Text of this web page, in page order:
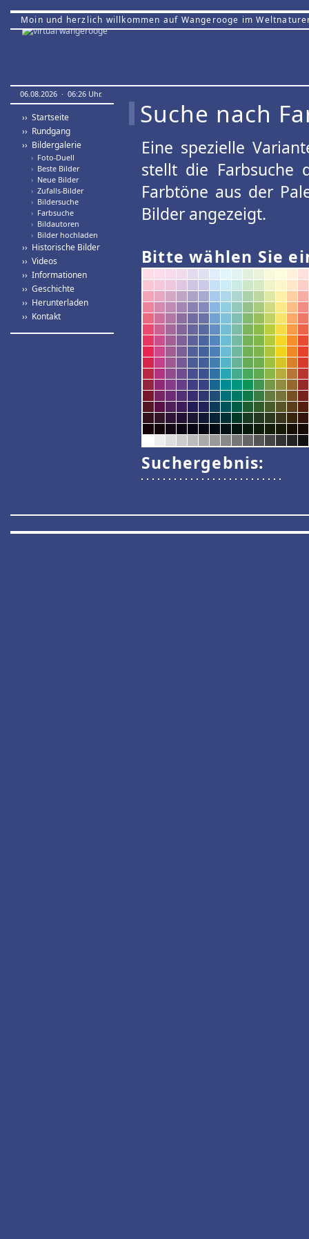
Moin und herzlich willkommen auf Wangerooge im
06.08.2026 · 06:26 Uhr.
›› Startseite
›› Rundgang
›› Bildergalerie
› Foto-Duell
› Beste Bilder
› Neue Bilder
› Zufalls-Bilder
› Bildersuche
› Farbsuche
› Bildautoren
› Bilder hochladen
›› Historische Bilder
›› Videos
›› Informationen
›› Geschichte
›› Herunterladen
›› Kontakt
Suche nach
Eine spezielle
stellt die Farbsuche
Farbtöne aus der
Bilder angezeigt.
Bitte wählen Sie
Suchergebnis: